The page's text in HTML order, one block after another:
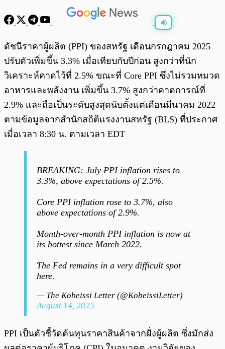
พร้อมเล่น
ดัชนีราคาผู้ผลิต (PPI) ของสหรัฐ เดือนกรกฎาคม 2025
ปรับตัวเพิ่มขึ้น 3.3% เมื่อเทียบกับปีก่อน สูงกว่าที่นัก
วิเคราะห์คาดไว้ที่ 2.5% ขณะที่ Core PPI ซึ่งไม่รวมหมวด
อาหารและพลังงาน เพิ่มขึ้น 3.7% สูงกว่าคาดการณ์ที่
2.9% และถือเป็นระดับสูงสุดนับตั้งแต่เดือนมีนาคม 2022
ตามข้อมูลจากสำนักสถิติแรงงานสหรัฐ (BLS) ที่ประกาศ
เมื่อเวลา 8:30 น. ตามเวลา EDT
BREAKING: July PPI inflation rises to
3.3%, above expectations of 2.5%.
Core PPI inflation rose to 3.7%, also
above expectations of 2.9%.
Month-over-month PPI inflation is now at
its hottest since March 2022.
The Fed remains in a very difficult spot
here.
— The Kobeissi Letter (@KobeissiLetter)
August 14, 2025
PPI เป็นตัวชี้วัดต้นทุนราคาสินค้าจากฝั่งผู้ผลิต ซึ่งมักส่ง